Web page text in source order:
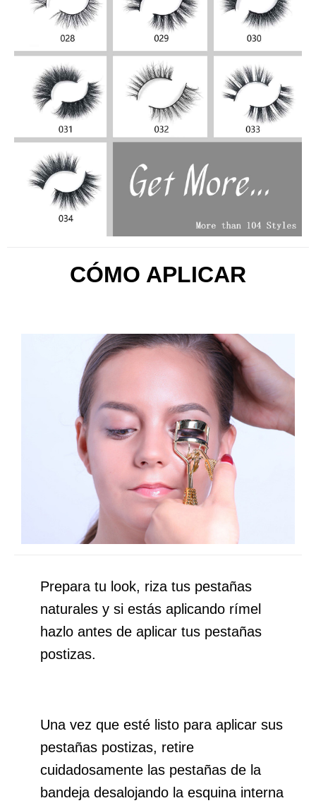
CÓMO APLICAR
Prepara tu look, riza tus pestañas
naturales y si estás aplicando rímel
hazlo antes de aplicar tus pestañas
postizas.
Una vez que esté listo para aplicar sus
pestañas postizas, retire
cuidadosamente las pestañas de la
bandeja desalojando la esquina interna